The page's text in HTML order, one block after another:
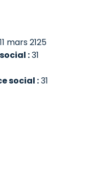
: 31
social : 31